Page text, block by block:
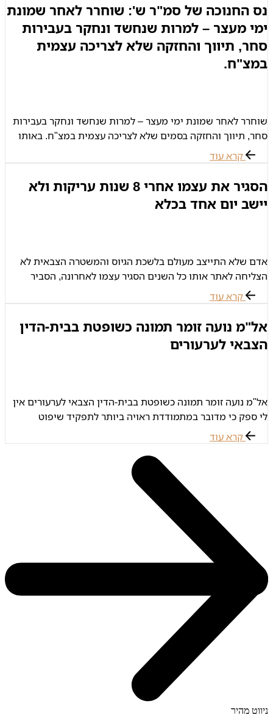
נס החנוכה של סמ"ר ש': שוחרר לאחר שמונת
ימי מעצר – למרות שנחשד ונחקר בעבירות
סחר, תיווך והחזקה שלא לצריכה עצמית
במצ"ח.
שוחרר לאחר שמונת ימי מעצר – למרות שנחשד ונחקר בעבירות
סחר, תיווך והחזקה בסמים שלא לצריכה עצמית במצ"ח. באותו
בוקר הזדכה סמ"ר ש' על הציוד שלו בבסיס, החזיר מדים ונפרד
קרא עוד
הסגיר את עצמו אחרי 8 שנות עריקות ולא
יישב יום אחד בכלא
אדם שלא התייצב מעולם בלשכת הגיוס והמשטרה הצבאית לא
הצליחה לאתר אותו כל השנים הסגיר עצמו לאחרונה, הסביר
שעבר גמילה מסמים וכשהרגיש חזק מספיק כדי להתמודד עם
עברו התייצב. למרות
קרא עוד
אל"מ נועה זומר תמונה כשופטת בבית-הדין
הצבאי לערעורים
אל"מ נועה זומר תמונה כשופטת בבית-הדין הצבאי לערעורים אין
לי ספק כי מדובר במתמודדת ראויה ביותר לתפקיד שיפוט
בבית-הדין לערעורים, אל"מ זומר היא שקולה ומאוזנת, משפטנית
חריפה, מבחינה בין עיקר
קרא עוד
ניווט מהיר